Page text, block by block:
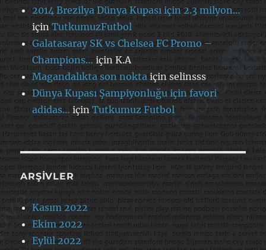
2014 Brezilya Dünya Kupası için 2.3 milyon…
içinTutkumuzFutbol
Galatasaray SK vs Chelsea FC Promo –
Champions…içinK.A
Magandalıkta son noktaiçinselinsss
Dünya Kupası Şampiyonluğu için favori
adidas…içinTutkumuz Futbol
ARŞIVLER
Kasım 2022
Ekim 2022
Eylül 2022